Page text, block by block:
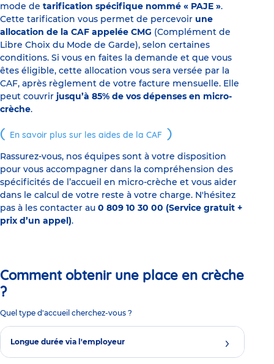
mode de tarification spécifique nommé « PAJE ».
Cette tarification vous permet de percevoir une
allocation de la CAF appelée CMG (Complément de
Libre Choix du Mode de Garde), selon certaines
conditions. Si vous en faites la demande et que vous
êtes éligible, cette allocation vous sera versée par la
CAF, après règlement de votre facture mensuelle. Elle
peut couvrir jusqu’à 85% de vos dépenses en micro-
crèche.
En savoir plus sur les aides de la CAF
Rassurez-vous, nos équipes sont à votre disposition
pour vous accompagner dans la compréhension des
spécificités de l’accueil en micro-crèche et vous aider
dans le calcul de votre reste à votre charge. N'hésitez
pas à les contacter au 0 809 10 30 00 (Service gratuit +
prix d’un appel).
Comment obtenir une place en crèche
?
Quel type d'accueil cherchez-vous ?
Longue durée via l'employeur